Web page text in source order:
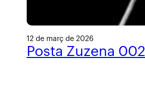
12 de març de 2026
Posta Zuzena 002